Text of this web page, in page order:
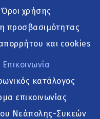
Όροι χρήσης
προσβασιμότητας
και cookies
Επικοινωνία
κατάλογος
επικοινωνίας
Νεάπολης-Συκεών